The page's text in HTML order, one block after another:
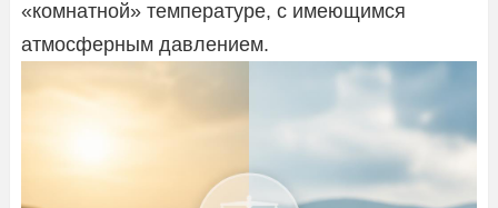
«комнатной» температуре, с имеющимся
атмосферным давлением.